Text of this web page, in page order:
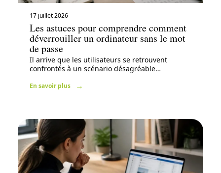
17 juillet 2026
Les astuces pour comprendre comment
déverrouiller un ordinateur sans le mot
de passe
Il arrive que les utilisateurs se retrouvent
confrontés à un scénario désagréable…
En savoir plus